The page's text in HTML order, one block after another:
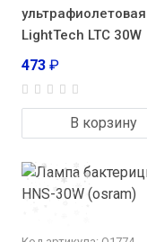
ультрафиолетовая
LightTech LTC 30W
473 ₽
В корзину